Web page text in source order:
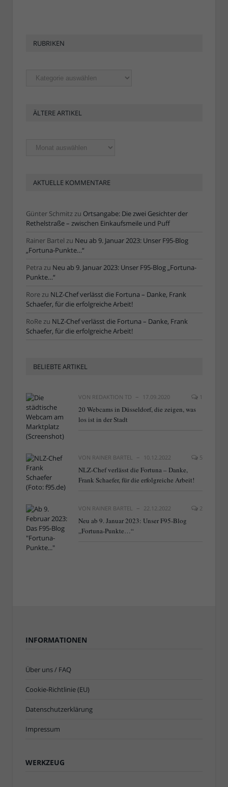
RUBRIKEN
Rubriken
ÄLTERE ARTIKEL
Ältere
Artikel
AKTUELLE KOMMENTARE
Günter Schmitz zu Ortsangabe: Die zwei Gesichter der
Rethelstraße – zwischen Einkaufsmeile und Puff
Rainer Bartel zu Neu ab 9. Januar 2023: Unser F95-Blog
„Fortuna-Punkte…“
Petra zu Neu ab 9. Januar 2023: Unser F95-Blog „Fortuna-
Punkte…“
Rore zu NLZ-Chef verlässt die Fortuna – Danke, Frank
Schaefer, für die erfolgreiche Arbeit!
RoRe zu NLZ-Chef verlässt die Fortuna – Danke, Frank
Schaefer, für die erfolgreiche Arbeit!
BELIEBTE ARTIKEL
VON REDAKTION TD 17.09.2020 1
20 Webcams in Düsseldorf, die zeigen, was
los ist in der Stadt
VON RAINER BARTEL 10.12.2022 5
NLZ-Chef verlässt die Fortuna – Danke,
Frank Schaefer, für die erfolgreiche Arbeit!
VON RAINER BARTEL 22.12.2022 2
Neu ab 9. Januar 2023: Unser F95-Blog
„Fortuna-Punkte…“
INFORMATIONEN
Über uns / FAQ
Cookie-Richtlinie (EU)
Datenschutzerklärung
Impressum
WERKZEUG